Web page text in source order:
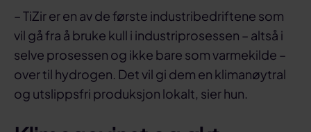
– TiZir er en av de første industribedriftene som
vil gå fra å bruke kull i industriprosessen – altså i
selve prosessen og ikke bare som varmekilde –
over til hydrogen. Det vil gi dem en klimanøytral
og utslippsfri produksjon lokalt, sier hun.